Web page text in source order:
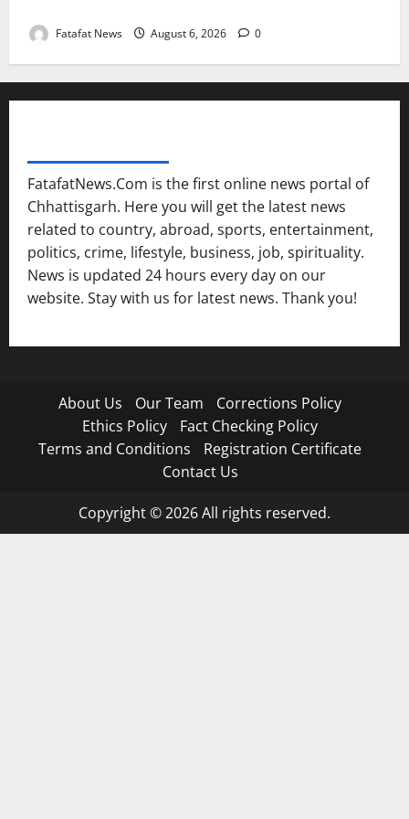
Fatafat News August 6, 2026 0
FatafatNews.Com is the first online news portal of
Chhattisgarh. Here you will get the latest news
related to country, abroad, sports, entertainment,
politics, crime, lifestyle, business, job, spirituality.
News is updated 24 hours every day on our
website. Stay with us for latest news. Thank you!
About Us Our Team
Corrections Policy
Ethics Policy
Fact Checking Policy
Terms and Conditions
Registration Certificate
Contact Us
Copyright © 2026 All rights reserved.